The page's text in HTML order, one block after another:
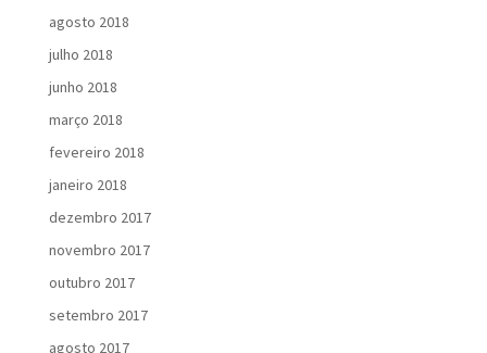
agosto 2018
julho 2018
junho 2018
março 2018
fevereiro 2018
janeiro 2018
dezembro 2017
novembro 2017
outubro 2017
setembro 2017
agosto 2017